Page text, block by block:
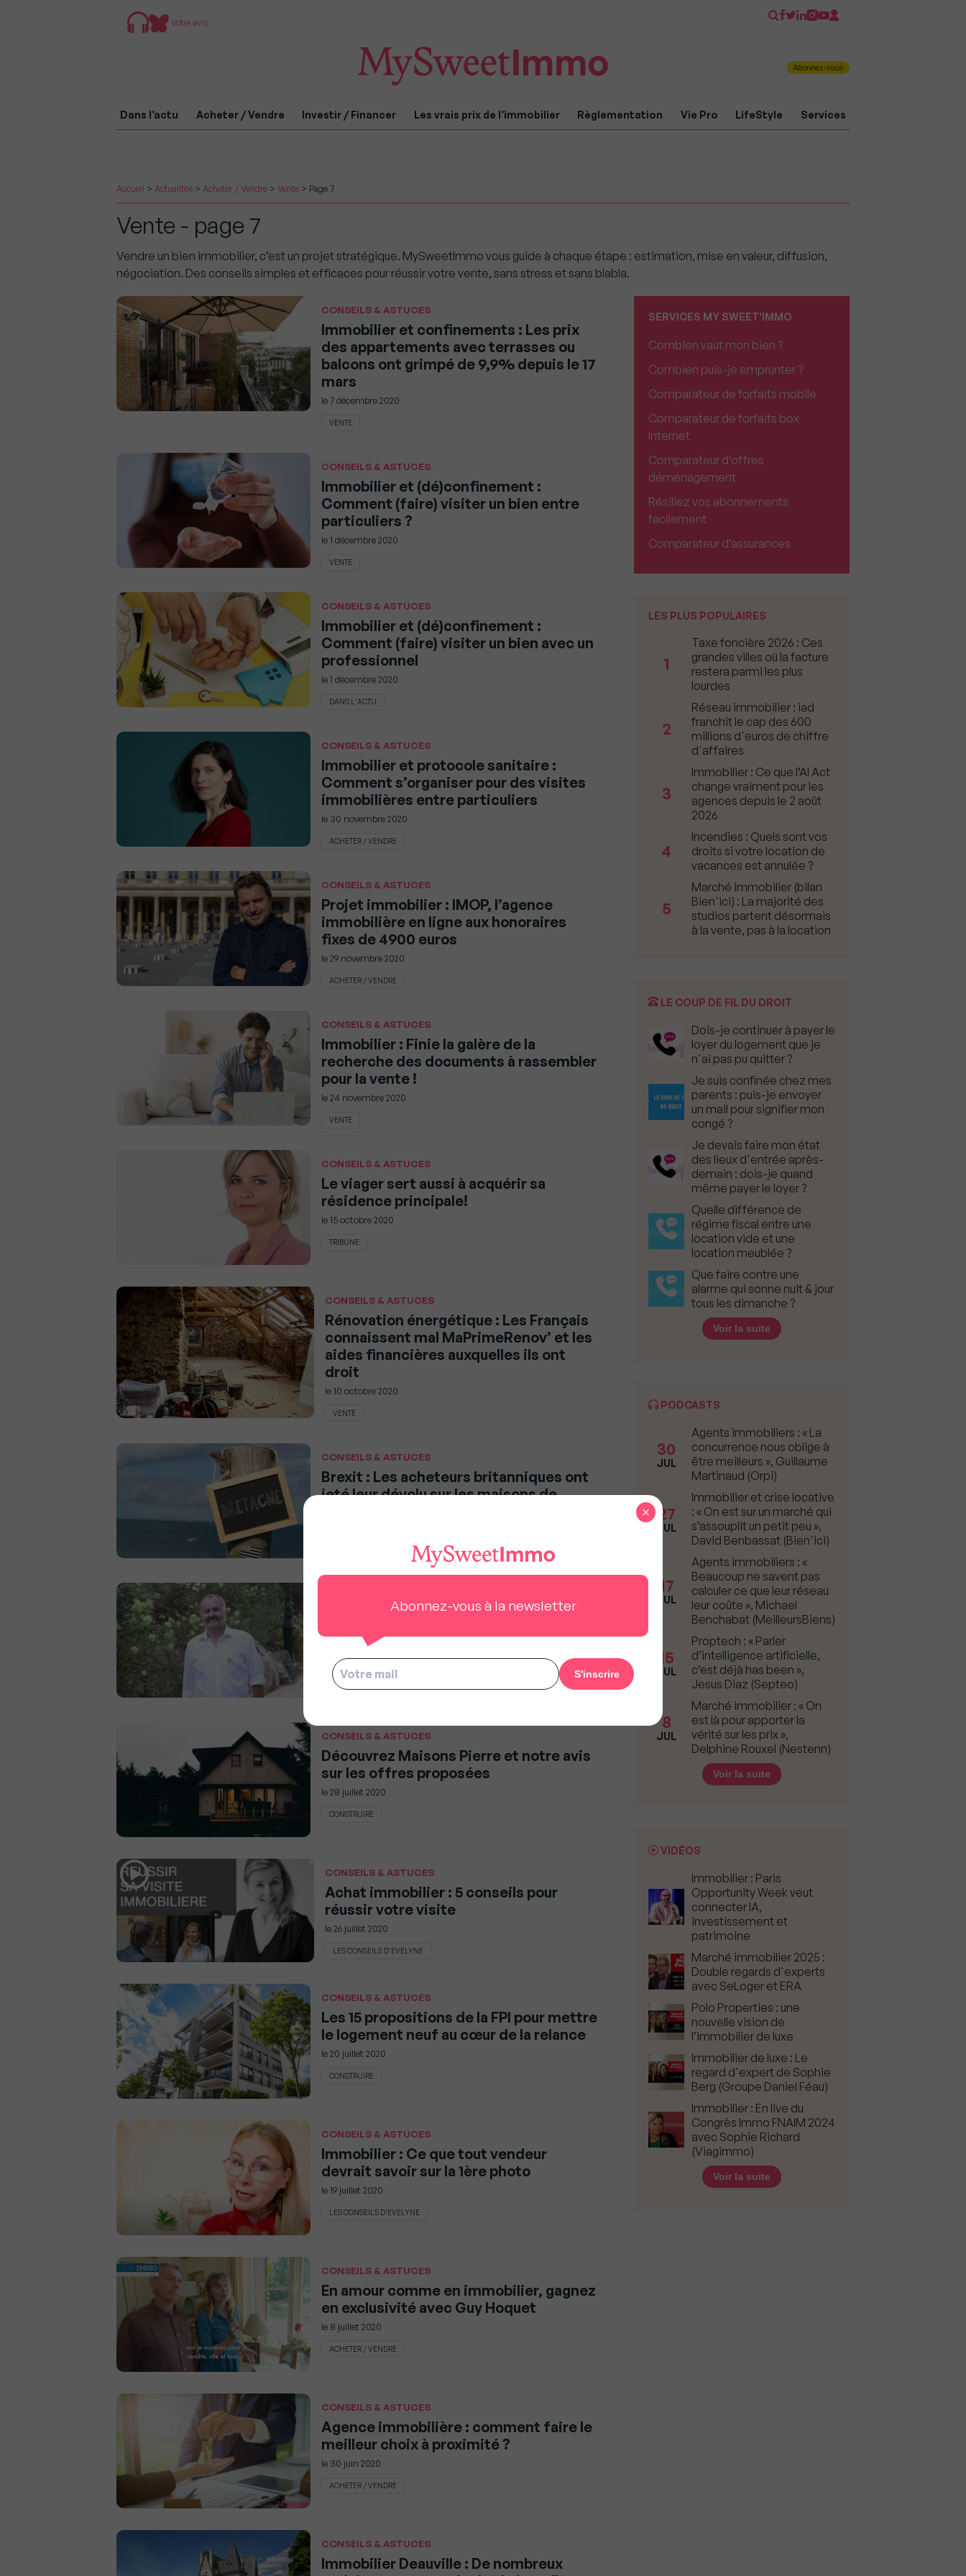
Votre avis
Abonnez-vous
Dans l’actu Acheter / Vendre Investir / Financer Les vrais prix de l’immobilier Règlementation Vie Pro LifeStyle Services
Accueil > Actualités > Acheter / Vendre > Vente > Page 7
Vente - page 7
Vendre un bien immobilier, c’est un projet stratégique. MySweetImmo vous guide à chaque étape : estimation, mise en valeur, diffusion,
négociation. Des conseils simples et efficaces pour réussir votre vente, sans stress et sans blabla.
CONSEILS & ASTUCES
Immobilier et confinements : Les prix
des appartements avec terrasses ou
balcons ont grimpé de 9,9% depuis le 17
mars
le7 décembre 2020
VENTE
CONSEILS & ASTUCES
Immobilier et (dé)confinement :
Comment (faire) visiter un bien entre
particuliers ?
le1 décembre 2020
VENTE
CONSEILS & ASTUCES
Immobilier et (dé)confinement :
Comment (faire) visiter un bien avec un
professionnel
le1 décembre 2020
DANS L'ACTU
CONSEILS & ASTUCES
Immobilier et protocole sanitaire :
Comment s’organiser pour des visites
immobilières entre particuliers
le 30 novembre 2020
ACHETER / VENDRE
CONSEILS & ASTUCES
Projet immobilier : IMOP, l’agence
immobilière en ligne aux honoraires
fixes de 4900 euros
le29 novembre 2020
ACHETER / VENDRE
CONSEILS & ASTUCES
Immobilier : Finie la galère de la
recherche des documents à rassembler
pour la vente !
le24 novembre 2020
VENTE
CONSEILS & ASTUCES
Le viager sert aussi à acquérir sa
résidence principale!
le15 octobre 2020
TRIBUNE
CONSEILS & ASTUCES
Rénovation énergétique : Les Français
connaissent mal MaPrimeRenov’ et les
aides financières auxquelles ils ont
droit
le10 octobre 2020
VENTE
CONSEILS & ASTUCES
Brexit : Les acheteurs britanniques ont
jeté leur dévolu sur les maisons de
Conseils Immobiliers de Rentrée : « Si
je devais acheter mon logement à
l’automne 2020 …. », Jean-Luc-Brulard
31 août 2020
TRIBUNE
CONSEILS & ASTUCES
Découvrez Maisons Pierre et notre avis
sur les offres proposées
le28 juillet 2020
CONSTRUIRE
CONSEILS & ASTUCES
Achat immobilier : 5 conseils pour
réussir votre visite
le26 juillet 2020
LES CONSEILS D'EVELYNE
CONSEILS & ASTUCES
Les 15 propositions de la FPI pour mettre
le logement neuf au cœur de la relance
le20 juillet 2020
CONSTRUIRE
CONSEILS & ASTUCES
Immobilier : Ce que tout vendeur
devrait savoir sur la 1ère photo
le19 juillet 2020
LES CONSEILS D'EVELYNE
CONSEILS & ASTUCES
En amour comme en immobilier, gagnez
en exclusivité avec Guy Hoquet
le 8 juillet 2020
ACHETER / VENDRE
CONSEILS & ASTUCES
Agence immobilière : comment faire le
meilleur choix à proximité ?
le 30 juin 2020
ACHETER / VENDRE
CONSEILS & ASTUCES
Immobilier Deauville : De nombreux
SERVICES MY SWEET'IMMO
Combien vaut mon bien ?
Combien puis-je emprunter ?
Comparateur de forfaits mobile
Comparateur de forfaits box
Internet
Comparateur d’offres
déménagement
Résiliez vos abonnements
facilement
Comparateur d’assurances
LES PLUS POPULAIRES
1
Taxe foncière 2026 : Ces
grandes villes où la facture
restera parmi les plus
lourdes
2
Réseau immobilier : iad
franchit le cap des 600
millions d'euros de chiffre
d'affaires
3
Immobilier : Ce que l’AI Act
change vraiment pour les
agences depuis le 2 août
2026
4
Incendies : Quels sont vos
droits si votre location de
vacances est annulée ?
5
Marché immobilier (bilan
Bien'ici) : La majorité des
studios partent désormais
à la vente, pas à la location
LE COUP DE FIL DU DROIT
Dois-je continuer à payer le
loyer du logement que je
n'ai pas pu quitter ?
Je suis confinée chez mes
parents : puis-je envoyer
un mail pour signifier mon
congé ?
Je devais faire mon état
des lieux d'entrée après-
demain : dois-je quand
même payer le loyer ?
Quelle différence de
régime fiscal entre une
location vide et une
location meublée ?
Que faire contre une
alarme qui sonne nuit & jour
tous les dimanche ?
Voir la suite
PODCASTS
30
JUL
Agents immobiliers : « La
concurrence nous oblige à
être meilleurs », Guillaume
Martinaud (Orpi)
27
JUL
Immobilier et crise locative
: « On est sur un marché qui
s’assouplit un petit peu »,
David Benbassat (Bien'ici)
17
JUL
Agents immobiliers : «
Beaucoup ne savent pas
calculer ce que leur réseau
leur coûte », Michael
Benchabat (MeilleursBiens)
15
JUL
Proptech : « Parler
d’intelligence artificielle,
c’est déjà has been »,
Jesus Diaz (Septeo)
8
JUL
Marché immobilier : « On
est là pour apporter la
vérité sur les prix »,
Delphine Rouxel (Nestenn)
Voir la suite
VIDÉOS
Immobilier : Paris
Opportunity Week veut
connecter IA,
investissement et
patrimoine
Marché immobilier 2025 :
Double regards d'experts
avec SeLoger et ERA
Polo Properties : une
nouvelle vision de
l’immobilier de luxe
Immobilier de luxe : Le
regard d'expert de Sophie
Berg (Groupe Daniel Féau)
Immobilier : En live du
Congrès Immo FNAIM 2024
avec Sophie Richard
(Viagimmo)
Voir la suite
Abonnez-vous à la newsletter
×